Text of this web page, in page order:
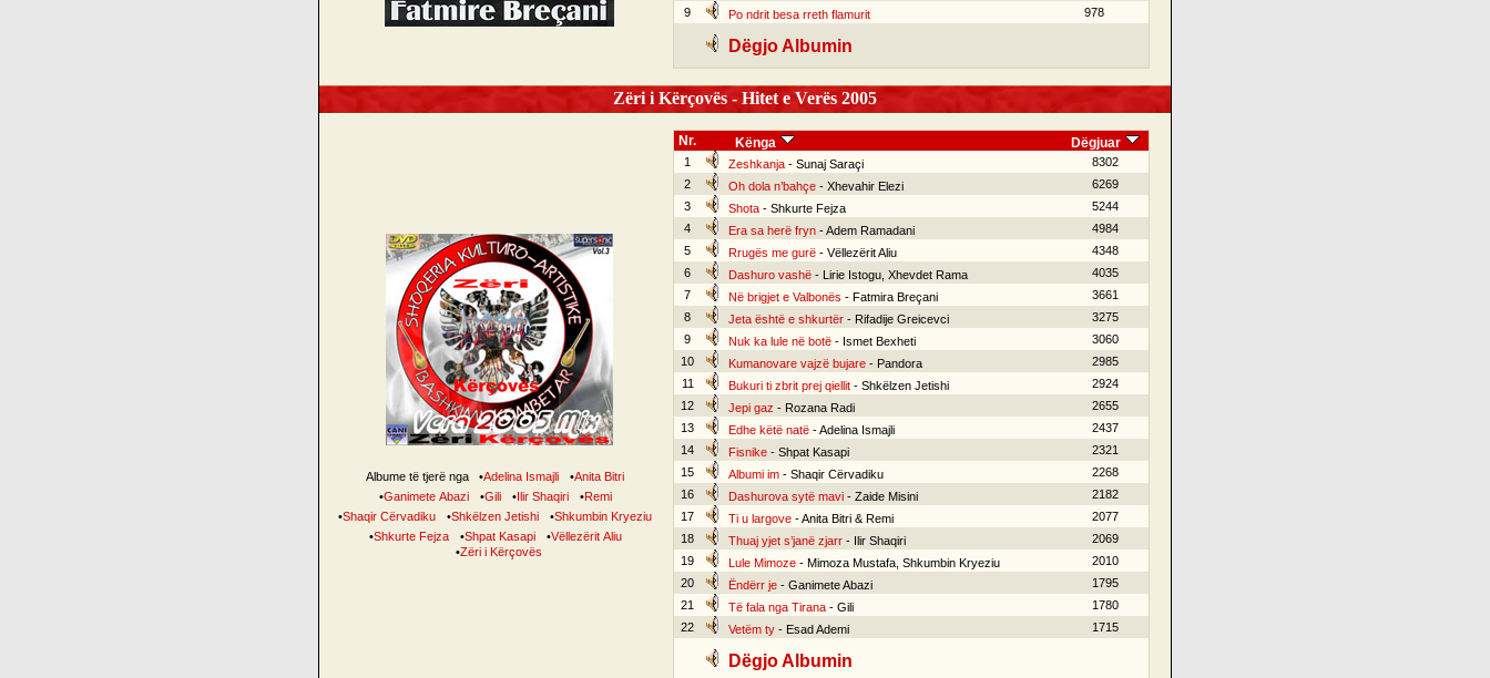
9
Po ndrit besa rreth flamurit 978
Dëgjo Albumin
Zëri i Kërçovës - Hitet e Verës 2005
Albume të tjerë nga •Adelina Ismajli •Anita Bitri
•Ganimete Abazi •Gili •Ilir Shaqiri •Remi
•Shaqir Cërvadiku •Shkëlzen Jetishi •Shkumbin Kryeziu
•Shkurte Fejza •Shpat Kasapi •Vëllezërit Aliu
•Zëri i Kërçovës
Nr. Kënga Dëgjuar
1 Zeshkanja- Sunaj Saraçi
8302
2
Oh dola n’bahçe- Xhevahir Elezi
6269
3
Shota- Shkurte Fejza
5244
4
Era sa herë fryn- Adem Ramadani
4984
5
Rrugës me gurë- Vëllezërit Aliu
4348
6
Dashuro vashë- Lirie Istogu, Xhevdet Rama
4035
7
Në brigjet e Valbonës - Fatmira Breçani
3661
8
Jeta është e shkurtër- Rifadije Greicevci
3275
9
Nuk ka lule në botë- Ismet Bexheti
3060
10
Kumanovare vajzë bujare- Pandora
2985
11
Bukuri ti zbrit prej qiellit- Shkëlzen Jetishi
2924
12
Jepi gaz - Rozana Radi
2655
13
Edhe këtë natë- Adelina Ismajli
2437
14
Fisnike- Shpat Kasapi
2321
15
Albumi im- Shaqir Cërvadiku
2268
16
Dashurova sytë mavi- Zaide Misini
2182
17
Ti u largove- Anita Bitri & Remi
2077
18
Thuaj yjet s’janë zjarr- Ilir Shaqiri
2069
19
Lule Mimoze- Mimoza Mustafa, Shkumbin Kryeziu
2010
20
Ëndërr je- Ganimete Abazi
1795
21
Të fala nga Tirana- Gili
1780
22
Vetëm ty- Esad Ademi 1715
Dëgjo Albumin